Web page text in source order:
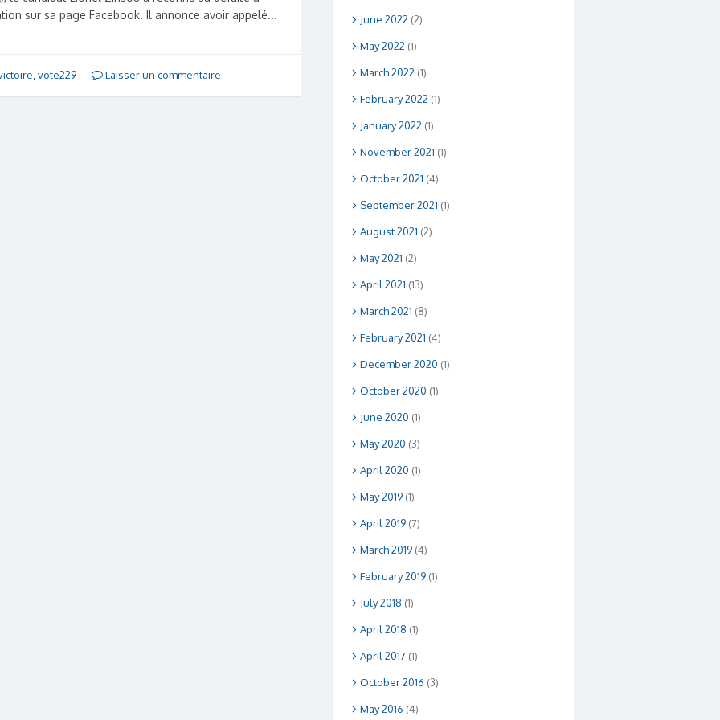
sur sa page Facebook. Il annonce avoir appelé...
vote229 Laisser un commentaire
June 2022 (2)
May 2022 (1)
March 2022 (1)
February 2022 (1)
January 2022 (1)
November 2021 (1)
October 2021 (4)
September 2021 (1)
August 2021 (2)
May 2021 (2)
April 2021 (13)
March 2021 (8)
February 2021 (4)
December 2020 (1)
October 2020 (1)
June 2020 (1)
May 2020 (3)
April 2020 (1)
May 2019 (1)
April 2019 (7)
March 2019 (4)
February 2019 (1)
July 2018 (1)
April 2018 (1)
April 2017 (1)
October 2016 (3)
May 2016 (4)